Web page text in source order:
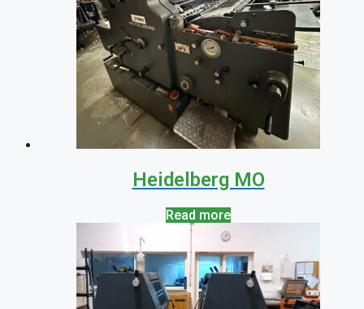
Heidelberg MO
Read more